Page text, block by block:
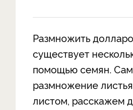
Размножить
существует
помощью семян.
размножение
листом, расскажем